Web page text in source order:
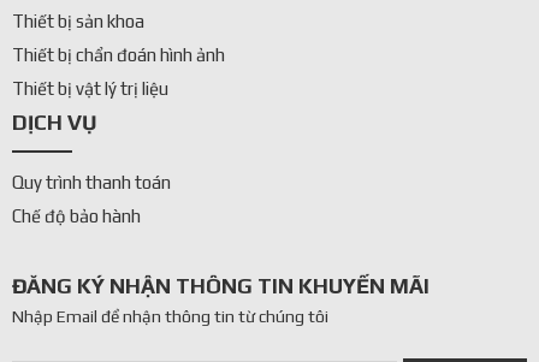
Thiết bị sản khoa
Thiết bị chẩn đoán hình ảnh
Thiết bị vật lý trị liệu
DỊCH VỤ
Quy trình thanh toán
Chế độ bảo hành
ĐĂNG KÝ NHẬN THÔNG TIN KHUYẾN MÃI
Nhập Email để nhận thông tin từ chúng tôi